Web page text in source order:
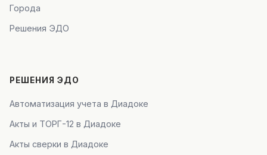
Города
Решения ЭДО
РЕШЕНИЯ ЭДО
Автоматизация учета в Диадоке
Акты и ТОРГ-12 в Диадоке
Акты сверки в Диадоке